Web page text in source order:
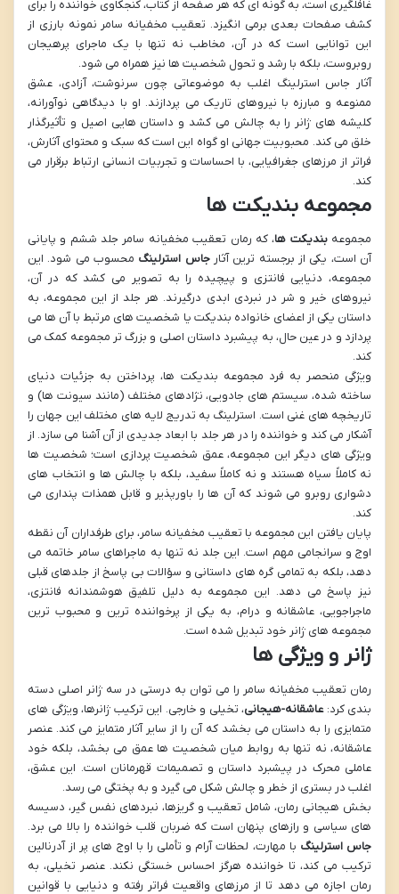
غافلگیری است، به گونه ای که هر صفحه از کتاب، کنجکاوی خواننده را برای
کشف صفحات بعدی برمی انگیزد. تعقیب مخفیانه سامر نمونه بارزی از
این توانایی است که در آن، مخاطب نه تنها با یک ماجرای پرهیجان
روبروست، بلکه با رشد و تحول شخصیت ها نیز همراه می شود.
آثار جاس استرلینگ اغلب به موضوعاتی چون سرنوشت، آزادی، عشق
ممنوعه و مبارزه با نیروهای تاریک می پردازند. او با دیدگاهی نوآورانه،
کلیشه های ژانر را به چالش می کشد و داستان هایی اصیل و تأثیرگذار
خلق می کند. محبوبیت جهانی او گواه این است که سبک و محتوای آثارش،
فراتر از مرزهای جغرافیایی، با احساسات و تجربیات انسانی ارتباط برقرار می
کند.
مجموعه بندیکت ها
مجموعهبندیکت ها، که رمان تعقیب مخفیانه سامر جلد ششم و پایانی
آن است، یکی از برجسته ترین آثارجاس استرلینگ محسوب می شود. این
مجموعه، دنیایی فانتزی و پیچیده را به تصویر می کشد که در آن،
نیروهای خیر و شر در نبردی ابدی درگیرند. هر جلد از این مجموعه، به
داستان یکی از اعضای خانواده بندیکت یا شخصیت های مرتبط با آن ها می
پردازد و در عین حال، به پیشبرد داستان اصلی و بزرگ تر مجموعه کمک می
کند.
ویژگی منحصر به فرد مجموعه بندیکت ها، پرداختن به جزئیات دنیای
ساخته شده، سیستم های جادویی، نژادهای مختلف (مانند سیونت ها) و
تاریخچه های غنی است. استرلینگ به تدریج لایه های مختلف این جهان را
آشکار می کند و خواننده را در هر جلد با ابعاد جدیدی از آن آشنا می سازد. از
ویژگی های دیگر این مجموعه، عمق شخصیت پردازی است؛ شخصیت ها
نه کاملاً سیاه هستند و نه کاملاً سفید، بلکه با چالش ها و انتخاب های
دشواری روبرو می شوند که آن ها را باورپذیر و قابل همذات پنداری می
کند.
پایان یافتن این مجموعه با تعقیب مخفیانه سامر، برای طرفداران آن نقطه
اوج و سرانجامی مهم است. این جلد نه تنها به ماجراهای سامر خاتمه می
دهد، بلکه به تمامی گره های داستانی و سؤالات بی پاسخ از جلدهای قبلی
نیز پاسخ می دهد. این مجموعه به دلیل تلفیق هوشمندانه فانتزی،
ماجراجویی، عاشقانه و درام، به یکی از پرخواننده ترین و محبوب ترین
مجموعه های ژانر خود تبدیل شده است.
ژانر و ویژگی ها
رمان تعقیب مخفیانه سامر را می توان به درستی در سه ژانر اصلی دسته
بندی کرد:عاشقانه-هیجانی، تخیلی و خارجی. این ترکیب ژانرها، ویژگی های
متمایزی را به داستان می بخشد که آن را از سایر آثار متمایز می کند. عنصر
عاشقانه، نه تنها به روابط میان شخصیت ها عمق می بخشد، بلکه خود
عاملی محرک در پیشبرد داستان و تصمیمات قهرمانان است. این عشق،
اغلب در بستری از خطر و چالش شکل می گیرد و به پختگی می رسد.
بخش هیجانی رمان، شامل تعقیب و گریزها، نبردهای نفس گیر، دسیسه
های سیاسی و رازهای پنهان است که ضربان قلب خواننده را بالا می برد.
جاس استرلینگ با مهارت، لحظات آرام و تأملی را با اوج های پر از آدرنالین
ترکیب می کند، تا خواننده هرگز احساس خستگی نکند. عنصر تخیلی، به
رمان اجازه می دهد تا از مرزهای واقعیت فراتر رفته و دنیایی با قوانین